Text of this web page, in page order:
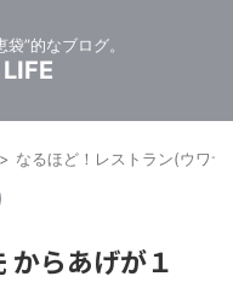
”的なブログ。
> なるほど！レストラン(ウワサ
からあげが１